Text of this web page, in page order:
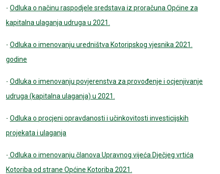
- Odluka o načinu raspodjele sredstava iz proračuna Općine za
kapitalna ulaganja udruga u 2021.
- Odluka o imenovanju uredništva Kotoripskog vjesnika 2021.
godine
- Odluka o imenovanju povjerenstva za provođenje i ocjenjivanje
udruga (kapitalna ulaganja) u 2021.
- Odluka o procjeni opravdanosti i učinkovitosti investicijskih
projekata i ulaganja
- Odluka o imenovanju članova Upravnog vijeća Dječjeg vrtića
Kotoriba od strane Općine Kotoriba 2021.